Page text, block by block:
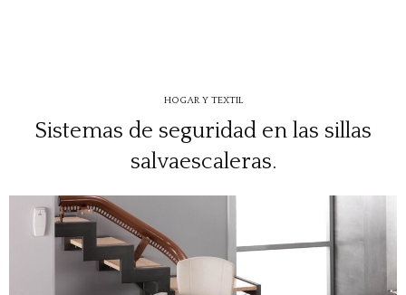
HOGAR Y TEXTIL
Sistemas de seguridad en las sillas
salvaescaleras.